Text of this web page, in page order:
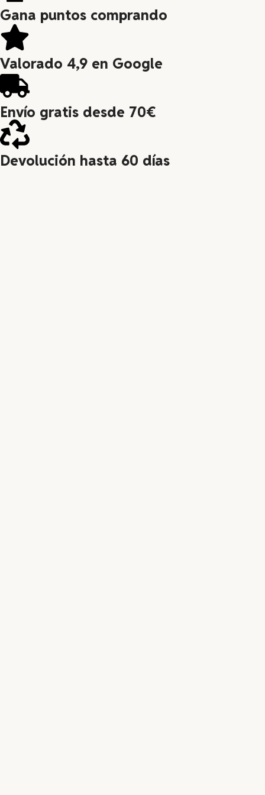
Gana puntos comprando
Valorado 4,9 en Google
Envío gratis desde 70€
Devolución hasta 60 días